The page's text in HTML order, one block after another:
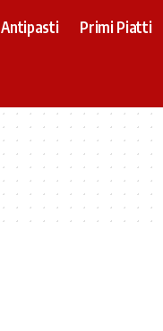
Antipasti Primi Piatti